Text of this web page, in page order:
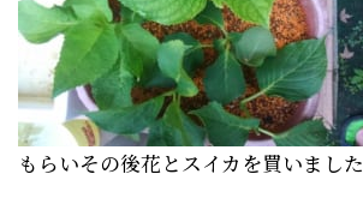
もらいその後花とスイカを買いました